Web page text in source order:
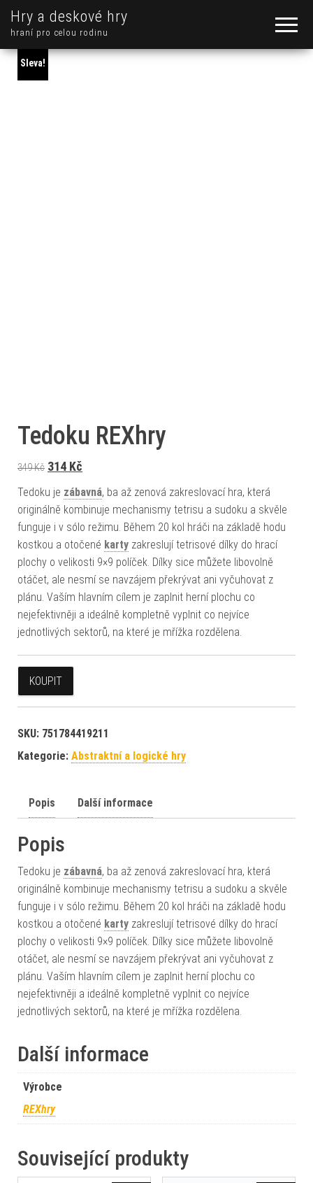
Hry a deskové hry
hraní pro celou rodinu
Sleva!
Tedoku REXhry
349Kč Původní cena byla: 349 Kč.
314 Kč
Tedoku je zábavná, ba až zenová zakreslovací hra, která
originálně kombinuje mechanismy tetrisu a sudoku a skvěle
funguje i v sólo režimu. Během 20 kol hráči na základě hodu
kostkou a otočené karty zakreslují tetrisové dílky do hrací
plochy o velikosti 9×9 políček. Dílky sice můžete libovolně
otáčet, ale nesmí se navzájem překrývat ani vyčuhovat z
plánu. Vaším hlavním cílem je zaplnit herní plochu co
nejefektivněji a ideálně kompletně vyplnit co nejvíce
jednotlivých sektorů, na které je mřížka rozdělena.
KOUPIT
SKU: 751784419211
Kategorie: Abstraktní a logické hry
Popis Další informace
Popis
Tedoku je zábavná, ba až zenová zakreslovací hra, která
originálně kombinuje mechanismy tetrisu a sudoku a skvěle
funguje i v sólo režimu. Během 20 kol hráči na základě hodu
kostkou a otočené karty zakreslují tetrisové dílky do hrací
plochy o velikosti 9×9 políček. Dílky sice můžete libovolně
otáčet, ale nesmí se navzájem překrývat ani vyčuhovat z
plánu. Vaším hlavním cílem je zaplnit herní plochu co
nejefektivněji a ideálně kompletně vyplnit co nejvíce
jednotlivých sektorů, na které je mřížka rozdělena.
Další informace
Výrobce
REXhry
Související produkty